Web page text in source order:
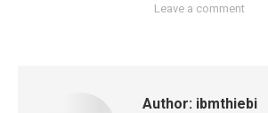
Leave a comment
Author: ibmthiebi